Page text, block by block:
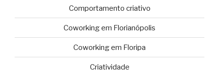
Comportamento criativo
Coworking em Florianópolis
Coworking em Floripa
Criatividade